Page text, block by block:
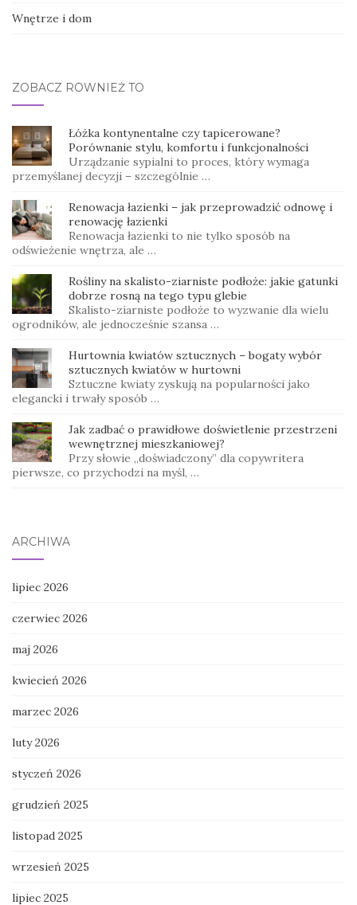
Wnętrze i dom
ZOBACZ RÓWNIEŻ TO
Łóżka kontynentalne czy tapicerowane?
Porównanie stylu, komfortu i funkcjonalności
Urządzanie sypialni to proces, który wymaga
przemyślanej decyzji – szczególnie …
Renowacja łazienki – jak przeprowadzić odnowę i
renowację łazienki
Renowacja łazienki to nie tylko sposób na
odświeżenie wnętrza, ale …
Rośliny na skalisto-ziarniste podłoże: jakie gatunki
dobrze rosną na tego typu glebie
Skalisto-ziarniste podłoże to wyzwanie dla wielu
ogrodników, ale jednocześnie szansa …
Hurtownia kwiatów sztucznych – bogaty wybór
sztucznych kwiatów w hurtowni
Sztuczne kwiaty zyskują na popularności jako
elegancki i trwały sposób …
Jak zadbać o prawidłowe doświetlenie przestrzeni
wewnętrznej mieszkaniowej?
Przy słowie „doświadczony” dla copywritera
pierwsze, co przychodzi na myśl, …
ARCHIWA
lipiec 2026
czerwiec 2026
maj 2026
kwiecień 2026
marzec 2026
luty 2026
styczeń 2026
grudzień 2025
listopad 2025
wrzesień 2025
lipiec 2025